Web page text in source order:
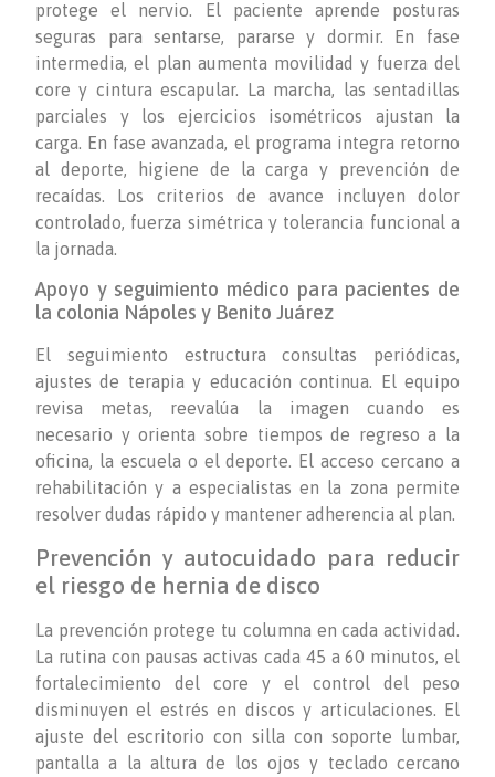
protege el nervio. El paciente aprende posturas
seguras para sentarse, pararse y dormir. En fase
intermedia, el plan aumenta movilidad y fuerza del
core y cintura escapular. La marcha, las sentadillas
parciales y los ejercicios isométricos ajustan la
carga. En fase avanzada, el programa integra retorno
al deporte, higiene de la carga y prevención de
recaídas. Los criterios de avance incluyen dolor
controlado, fuerza simétrica y tolerancia funcional a
la jornada.
Apoyo y seguimiento médico para pacientes de
la colonia Nápoles y Benito Juárez
El seguimiento estructura consultas periódicas,
ajustes de terapia y educación continua. El equipo
revisa metas, reevalúa la imagen cuando es
necesario y orienta sobre tiempos de regreso a la
oficina, la escuela o el deporte. El acceso cercano a
rehabilitación y a especialistas en la zona permite
resolver dudas rápido y mantener adherencia al plan.
Prevención y autocuidado para reducir
el riesgo de hernia de disco
La prevención protege tu columna en cada actividad.
La rutina con pausas activas cada 45 a 60 minutos, el
fortalecimiento del core y el control del peso
disminuyen el estrés en discos y articulaciones. El
ajuste del escritorio con silla con soporte lumbar,
pantalla a la altura de los ojos y teclado cercano